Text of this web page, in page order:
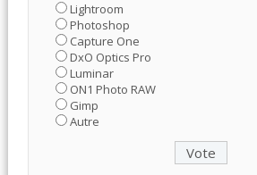
Lightroom
Photoshop
Capture One
DxO Optics Pro
Luminar
ON1 Photo RAW
Gimp
Autre